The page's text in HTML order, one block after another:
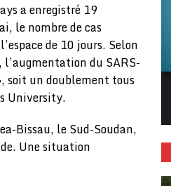
a enregistré 19
le nombre de cas
de 10 jours. Selon
du SARS-
soit un doublement tous
University.
Bissau, le Sud-Soudan,
Une situation